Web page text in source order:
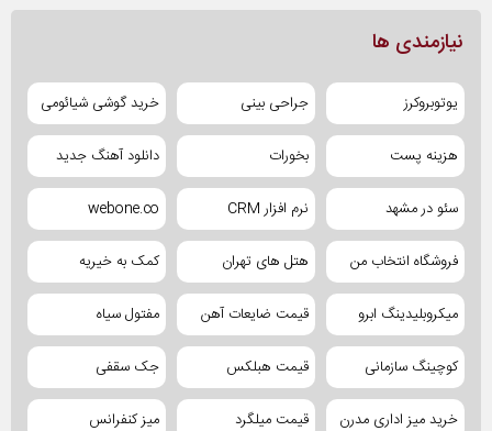
نیازمندی ها
یوتوبروکرز جراحی بینی خرید گوشی شیائومی
هزینه پست بخورات دانلود آهنگ جدید
سئو در مشهد نرم افزار CRM webone.co
فروشگاه انتخاب من هتل های تهران کمک به خیریه
میکروبلیدینگ ابرو قیمت ضایعات آهن مفتول سیاه
کوچینگ سازمانی قیمت هبلکس جک سقفی
خرید میز اداری مدرن قیمت میلگرد میز کنفرانس